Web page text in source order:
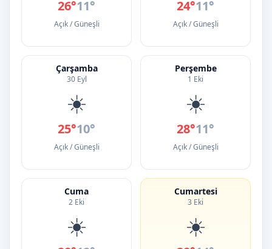
26°11°
Açık / Güneşli
24°11°
Açık / Güneşli
Çarşamba
30 Eyl
☀️
25°10°
Açık / Güneşli
Perşembe
1 Eki
☀️
28°11°
Açık / Güneşli
Cuma
2 Eki
☀️
Cumartesi
3 Eki
☀️